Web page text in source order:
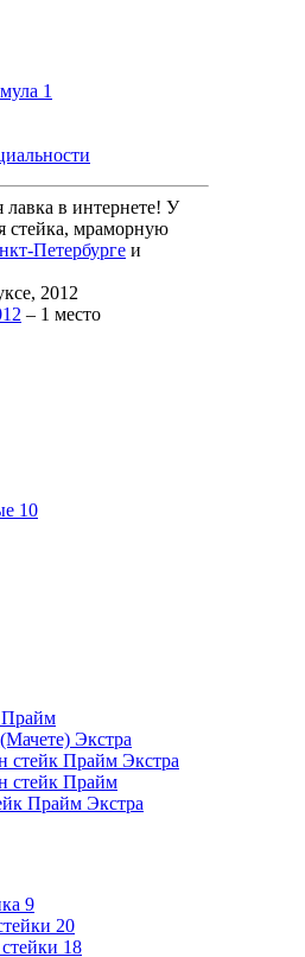
1
лавка в интернете! У
стейка, мраморную
Петербурге и
2012
– 1 место
10
Прайм
Экстра
стейк Прайм Экстра
стейк Прайм
Прайм Экстра
9
20
18